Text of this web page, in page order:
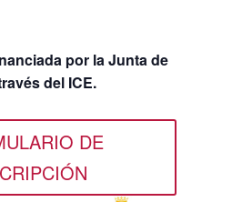
por la Junta de
del ICE.
DE